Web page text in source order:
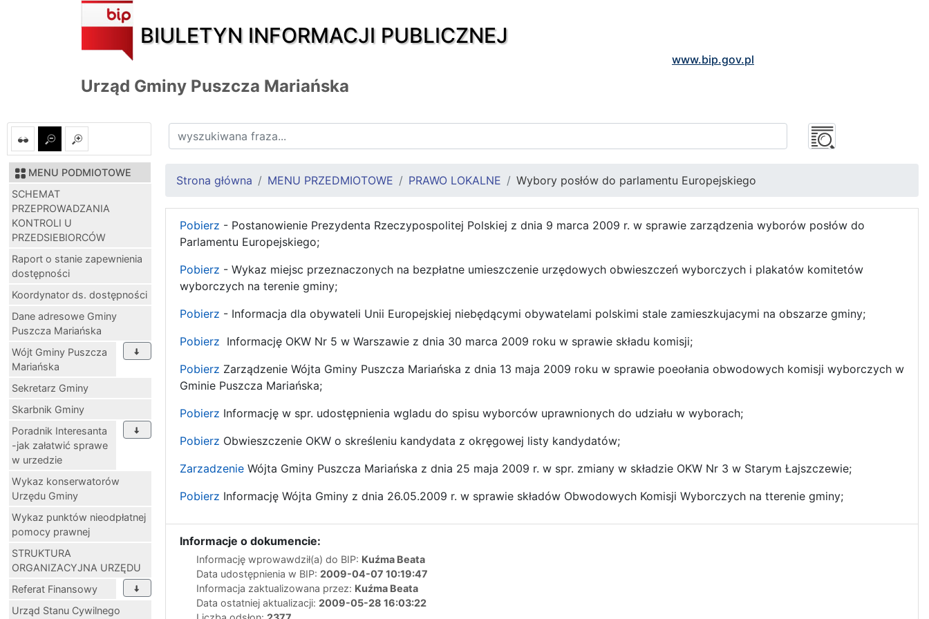
BIULETYN INFORMACJI PUBLICZNEJ
www.bip.gov.pl
Urząd Gminy Puszcza Mariańska
MENU PODMIOTOWE
SCHEMAT
PRZEPROWADZANIA
KONTROLI U
PRZEDSIEBIORCÓW
Raport o stanie zapewnienia
dostępności
Koordynator ds. dostępności
Dane adresowe Gminy
Puszcza Mariańska
Wójt Gminy Puszcza
Mariańska
Sekretarz Gminy
Skarbnik Gminy
Poradnik Interesanta
-jak załatwić sprawe
w urzedzie
Wykaz konserwatorów
Urzędu Gminy
Wykaz punktów nieodpłatnej
pomocy prawnej
STRUKTURA
ORGANIZACYJNA URZĘDU
Referat Finansowy
Urząd Stanu Cywilnego
Strona główna MENU PRZEDMIOTOWE PRAWO LOKALNE Wybory posłów do parlamentu Europejskiego
Pobierz - Postanowienie Prezydenta Rzeczypospolitej Polskiej z dnia 9 marca 2009 r. w sprawie zarządzenia wyborów posłów do
Parlamentu Europejskiego;
Pobierz - Wykaz miejsc przeznaczonych na bezpłatne umieszczenie urzędowych obwieszczeń wyborczych i plakatów komitetów
wyborczych na terenie gminy;
Pobierz - Informacja dla obywateli Unii Europejskiej niebędącymi obywatelami polskimi stale zamieszkujacymi na obszarze gminy;
Pobierz Informację OKW Nr 5 w Warszawie z dnia 30 marca 2009 roku w sprawie składu komisji;
Pobierz Zarządzenie Wójta Gminy Puszcza Mariańska z dnia 13 maja 2009 roku w sprawie poeołania obwodowych komisji wyborczych w
Gminie Puszcza Mariańska;
Pobierz Informację w spr. udostępnienia wgladu do spisu wyborców uprawnionych do udziału w wyborach;
Pobierz Obwieszczenie OKW o skreśleniu kandydata z okręgowej listy kandydatów;
Zarzadzenie Wójta Gminy Puszcza Mariańska z dnia 25 maja 2009 r. w spr. zmiany w składzie OKW Nr 3 w Starym Łajszczewie;
Pobierz Informację Wójta Gminy z dnia 26.05.2009 r. w sprawie składów Obwodowych Komisji Wyborczych na tterenie gminy;
Informacje o dokumencie:
Informację wprowawdził(a) do BIP: Kuźma Beata
Data udostępnienia w BIP: 2009-04-07 10:19:47
Informacja zaktualizowana przez: Kuźma Beata
Data ostatniej aktualizacji: 2009-05-28 16:03:22